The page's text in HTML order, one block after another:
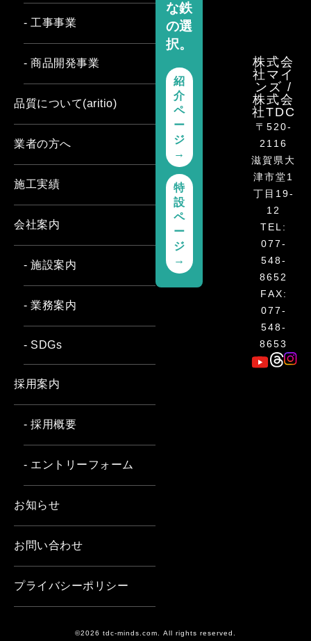
株式会
社マイ
ンズ /
株式会
社TDC
〒520-
2116
滋賀県大
津市堂1
丁目19-
12
TEL:
077-
548-
8652
FAX:
077-
548-
8653
な鉄
の選
択。
紹
介
ペ
ー
ジ
→
特
設
ペ
ー
ジ
→
- 工事事業
- 商品開発事業
品質について(aritio)
業者の方へ
施工実績
会社案内
- 施設案内
- 業務案内
- SDGs
採用案内
- 採用概要
- エントリーフォーム
お知らせ
お問い合わせ
プライバシーポリシー
©2026 tdc-minds.com. All rights reserved.